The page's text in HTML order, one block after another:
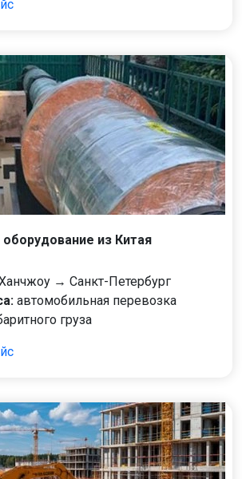
из Китая
→ Санкт-Петербург
автомобильная перевозка
груза